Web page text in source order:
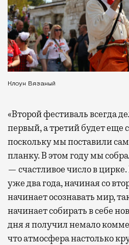
Клоун Вязаный
«Второй фестиваль всегда
первый, а третий будет еще
поскольку мы поставили
планку. В этом году мы
— счастливое число в
уже два года, начиная со
начинает осознавать мир,
начинает собирать в себе
дня я получил немало
что атмосфера настолько